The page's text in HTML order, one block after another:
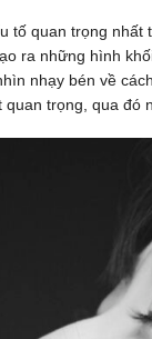
tố quan trọng
ra những hình
nhạy bén về
quan trọng, qua đó